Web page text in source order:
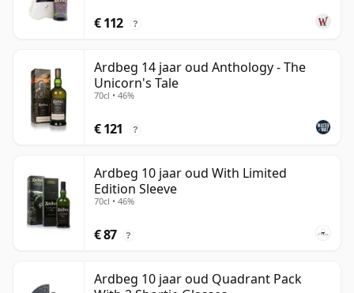
€ 112 ?
Ardbeg 14 jaar oud Anthology - The
Unicorn's Tale
70cl • 46%
€ 121 ?
Ardbeg 10 jaar oud With Limited
Edition Sleeve
70cl • 46%
€ 87 ?
Ardbeg 10 jaar oud Quadrant Pack